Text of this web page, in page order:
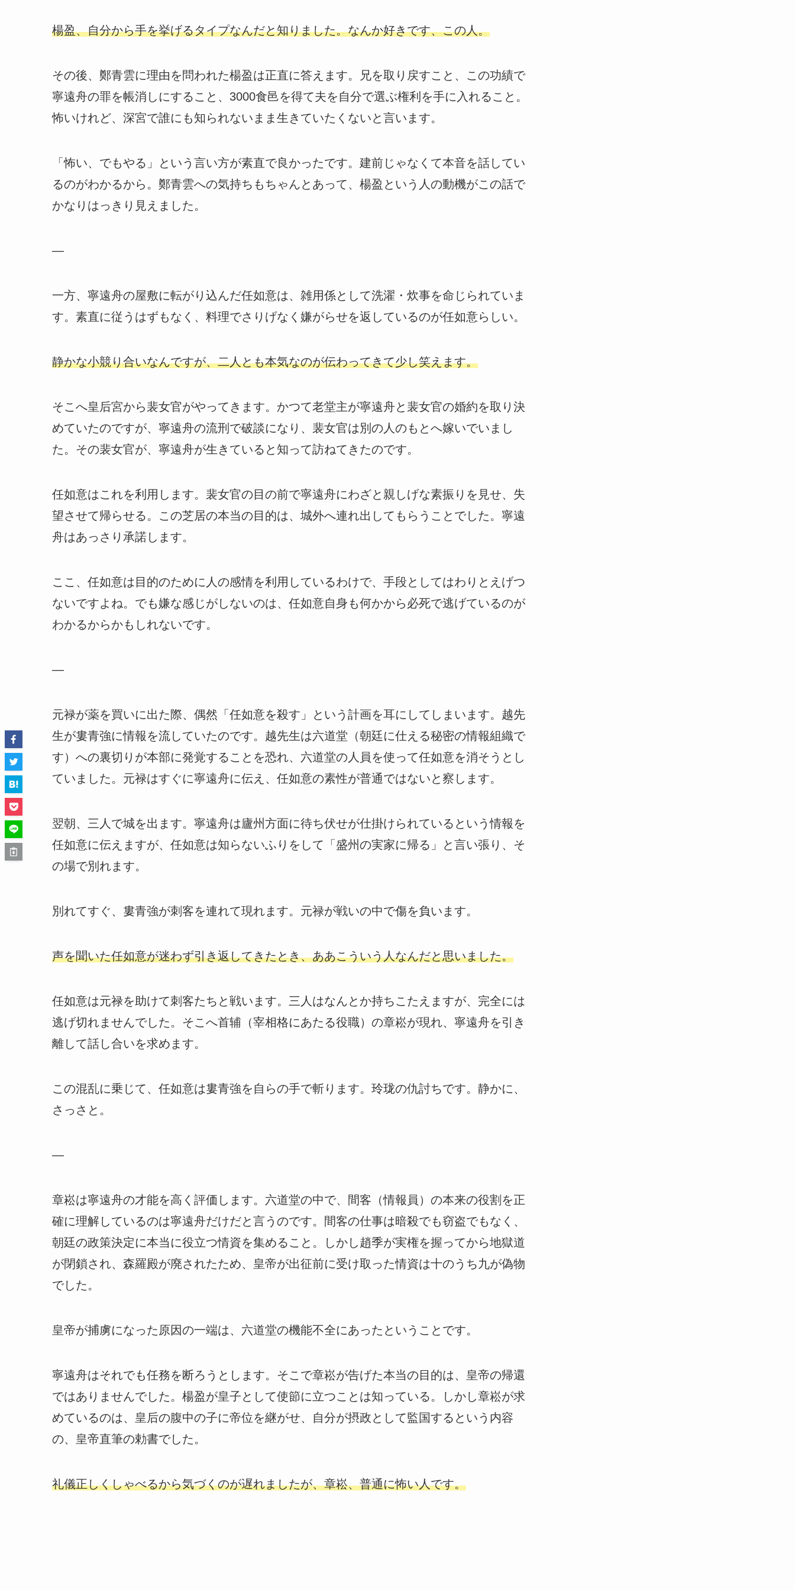
楊盈、自分から手を挙げるタイプなんだと知りました。なんか好きです、この人。
その後、鄭青雲に理由を問われた楊盈は正直に答えます。兄を取り戻すこと、この功績で
寧遠舟の罪を帳消しにすること、3000食邑を得て夫を自分で選ぶ権利を手に入れること。
怖いけれど、深宮で誰にも知られないまま生きていたくないと言います。
「怖い、でもやる」という言い方が素直で良かったです。建前じゃなくて本音を話してい
るのがわかるから。鄭青雲への気持ちもちゃんとあって、楊盈という人の動機がこの話で
かなりはっきり見えました。
—
一方、寧遠舟の屋敷に転がり込んだ任如意は、雑用係として洗濯・炊事を命じられていま
す。素直に従うはずもなく、料理でさりげなく嫌がらせを返しているのが任如意らしい。
静かな小競り合いなんですが、二人とも本気なのが伝わってきて少し笑えます。
そこへ皇后宮から裴女官がやってきます。かつて老堂主が寧遠舟と裴女官の婚約を取り決
めていたのですが、寧遠舟の流刑で破談になり、裴女官は別の人のもとへ嫁いでいまし
た。その裴女官が、寧遠舟が生きていると知って訪ねてきたのです。
任如意はこれを利用します。裴女官の目の前で寧遠舟にわざと親しげな素振りを見せ、失
望させて帰らせる。この芝居の本当の目的は、城外へ連れ出してもらうことでした。寧遠
舟はあっさり承諾します。
ここ、任如意は目的のために人の感情を利用しているわけで、手段としてはわりとえげつ
ないですよね。でも嫌な感じがしないのは、任如意自身も何かから必死で逃げているのが
わかるからかもしれないです。
—
元禄が薬を買いに出た際、偶然「任如意を殺す」という計画を耳にしてしまいます。越先
生が婁青強に情報を流していたのです。越先生は六道堂（朝廷に仕える秘密の情報組織で
す）への裏切りが本部に発覚することを恐れ、六道堂の人員を使って任如意を消そうとし
ていました。元禄はすぐに寧遠舟に伝え、任如意の素性が普通ではないと察します。
翌朝、三人で城を出ます。寧遠舟は廬州方面に待ち伏せが仕掛けられているという情報を
任如意に伝えますが、任如意は知らないふりをして「盛州の実家に帰る」と言い張り、そ
の場で別れます。
別れてすぐ、婁青強が刺客を連れて現れます。元禄が戦いの中で傷を負います。
声を聞いた任如意が迷わず引き返してきたとき、ああこういう人なんだと思いました。
任如意は元禄を助けて刺客たちと戦います。三人はなんとか持ちこたえますが、完全には
逃げ切れませんでした。そこへ首辅（宰相格にあたる役職）の章崧が現れ、寧遠舟を引き
離して話し合いを求めます。
この混乱に乗じて、任如意は婁青強を自らの手で斬ります。玲珑の仇討ちです。静かに、
さっさと。
—
章崧は寧遠舟の才能を高く評価します。六道堂の中で、間客（情報員）の本来の役割を正
確に理解しているのは寧遠舟だけだと言うのです。間客の仕事は暗殺でも窃盗でもなく、
朝廷の政策決定に本当に役立つ情資を集めること。しかし趙季が実権を握ってから地獄道
が閉鎖され、森羅殿が廃されたため、皇帝が出征前に受け取った情資は十のうち九が偽物
でした。
皇帝が捕虜になった原因の一端は、六道堂の機能不全にあったということです。
寧遠舟はそれでも任務を断ろうとします。そこで章崧が告げた本当の目的は、皇帝の帰還
ではありませんでした。楊盈が皇子として使節に立つことは知っている。しかし章崧が求
めているのは、皇后の腹中の子に帝位を継がせ、自分が摂政として監国するという内容
の、皇帝直筆の勅書でした。
礼儀正しくしゃべるから気づくのが遅れましたが、章崧、普通に怖い人です。